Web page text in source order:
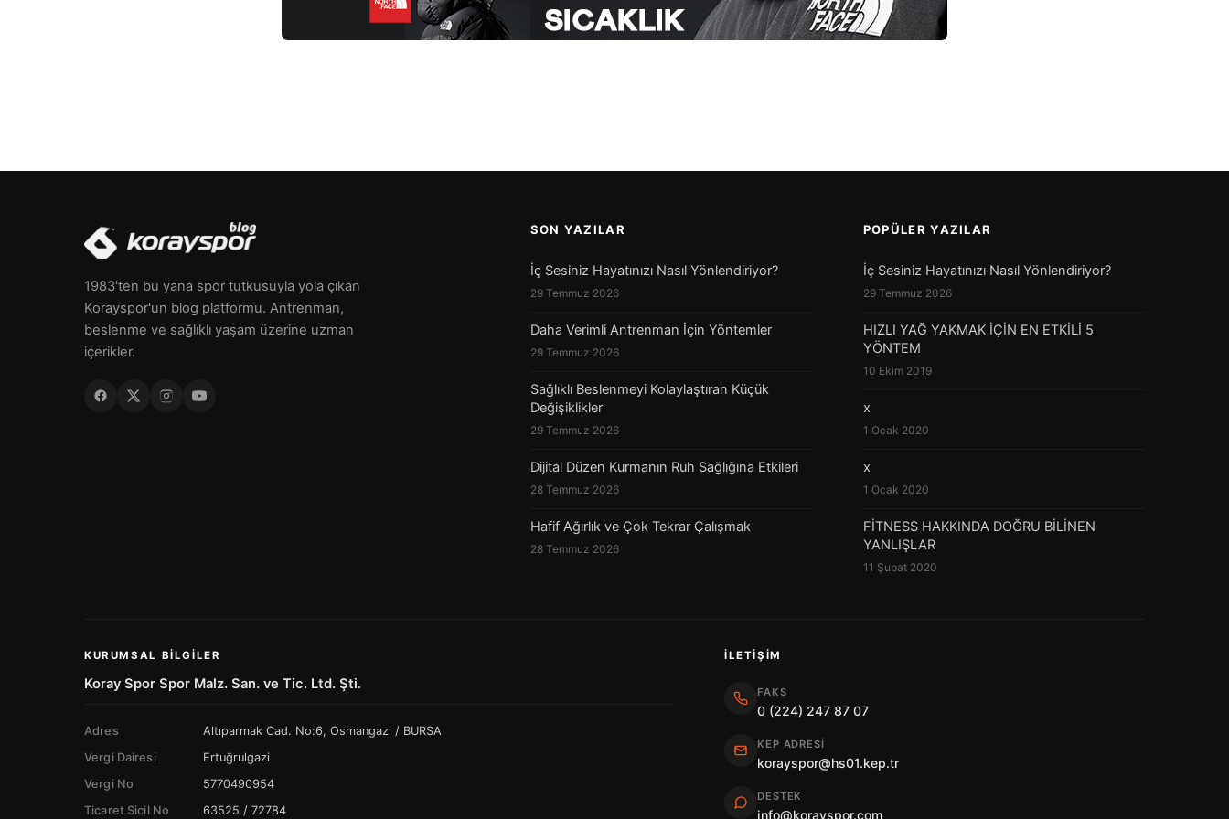
1983'ten bu yana spor tutkusuyla yola çıkan
Korayspor'un blog platformu. Antrenman,
beslenme ve sağlıklı yaşam üzerine uzman
içerikler.
SON YAZILAR
İç Sesiniz Hayatınızı Nasıl Yönlendiriyor?
29 Temmuz 2026
Daha Verimli Antrenman İçin Yöntemler
29 Temmuz 2026
Sağlıklı Beslenmeyi Kolaylaştıran Küçük
Değişiklikler
29 Temmuz 2026
Dijital Düzen Kurmanın Ruh Sağlığına Etkileri
28 Temmuz 2026
Hafif Ağırlık ve Çok Tekrar Çalışmak
28 Temmuz 2026
POPÜLER YAZILAR
İç Sesiniz Hayatınızı Nasıl Yönlendiriyor?
29 Temmuz 2026
HIZLI YAĞ YAKMAK İÇİN EN ETKİLİ 5
YÖNTEM
10 Ekim 2019
x
1 Ocak 2020
x
1 Ocak 2020
FİTNESS HAKKINDA DOĞRU BİLİNEN
YANLIŞLAR
11 Şubat 2020
KURUMSAL BILGILER
Koray Spor Spor Malz. San. ve Tic. Ltd. Şti.
Adres
Altıparmak Cad. No:6, Osmangazi / BURSA
Vergi Dairesi
Ertuğrulgazi
Vergi No
5770490954
Ticaret Sicil No
63525 / 72784
İLETIŞIM
FAKS
0 (224) 247 87 07
KEP ADRESI
korayspor@hs01.kep.tr
DESTEK
info@korayspor.com